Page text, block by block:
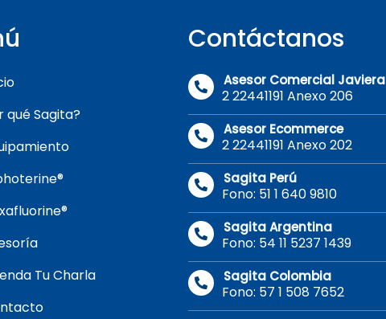
qué Sagita?
Tu Charla
Contáctanos
Asesor Comercial Javiera
2 22441191 Anexo 206
Asesor Ecommerce
2 22441191 Anexo 202
Sagita Perú
Fono: 51 1 640 9810
Sagita Argentina
Fono: 54 11 5237 1439
Sagita Colombia
Fono: 57 1 508 7652